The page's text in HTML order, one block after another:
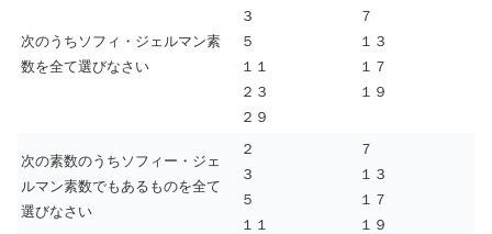
次のうちソフィ・ジェルマン素
数を全て選びなさい
３
５
１１
２３
２９
７
１３
１７
１９
次の素数のうちソフィー・ジェ
ルマン素数でもあるものを全て
選びなさい
２
３
５
１１
７
１３
１７
１９